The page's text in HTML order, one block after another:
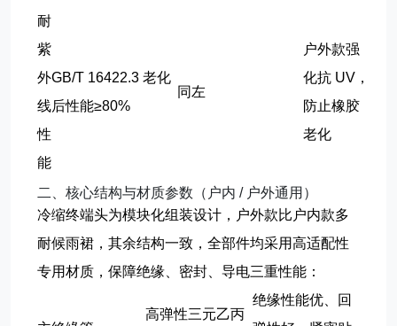
耐
紫
外
线
性
能
GB/T 16422.3 老化
后性能≥80%
同左
户外款强
化抗 UV，
防止橡胶
老化
二、核心结构与材质参数（户内 / 户外通用）
冷缩终端头为模块化组装设计，户外款比户内款多
耐候雨裙 ，其余结构一致，全部件均采用高适配性
专用材质，保障绝缘、密封、导电三重性能：
高弹性三元乙丙
绝缘性能优、回